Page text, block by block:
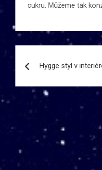
cukru. Můžeme tak
pro
příspěvek
Hygge styl v